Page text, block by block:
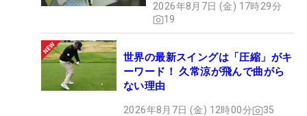
2026年8月7日 (金) 17時29分
19
世界の最新スイングは「圧縮」がキ
ーワード！ 久常涼が飛んで曲がら
ない理由
2026年8月7日 (金) 12時00分 35